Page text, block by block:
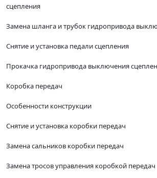
сцепления
Замена шланга и трубок гидропривода
Снятие и установка педали сцепления
Прокачка гидропривода выключения
Коробка передач
Особенности конструкции
Снятие и установка коробки передач
Замена сальников коробки передач
Замена тросов управления коробкой передач